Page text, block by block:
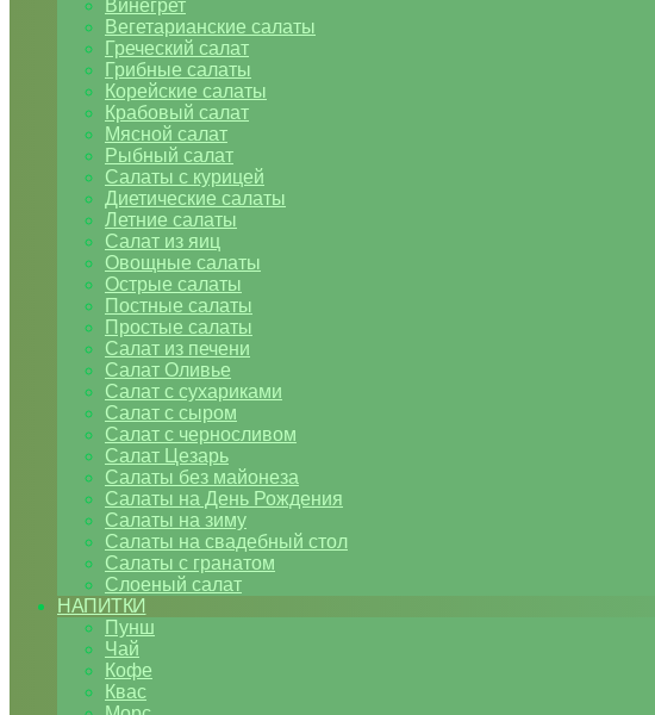
Винегрет
Вегетарианские салаты
Греческий салат
Грибные салаты
Корейские салаты
Крабовый салат
Мясной салат
Рыбный салат
Салаты с курицей
Диетические салаты
Летние салаты
Салат из яиц
Овощные салаты
Острые салаты
Постные салаты
Простые салаты
Салат из печени
Салат Оливье
Салат с сухариками
Салат с сыром
Салат с черносливом
Салат Цезарь
Салаты без майонеза
Салаты на День Рождения
Салаты на зиму
Салаты на свадебный стол
Салаты с гранатом
Слоеный салат
НАПИТКИ
Пунш
Чай
Кофе
Квас